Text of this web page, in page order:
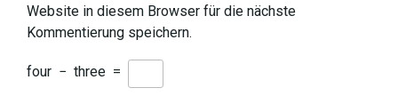
Website in diesem Browser für die nächste
Kommentierung speichern.
four − three =